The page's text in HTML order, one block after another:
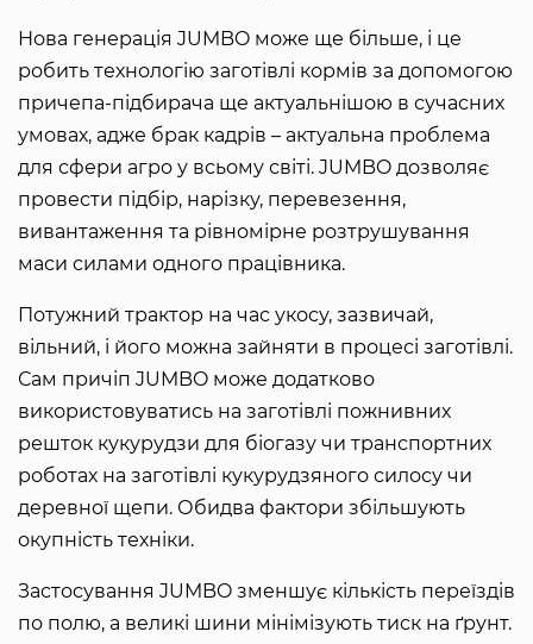
Нова генерація JUMBO може ще більше, і це
робить технологію заготівлі кормів за допомогою
причепа-підбирача ще актуальнішою в сучасних
умовах, адже брак кадрів – актуальна проблема
для сфери агро у всьому світі. JUMBO дозволяє
провести підбір, нарізку, перевезення,
вивантаження та рівномірне розтрушування
маси силами одного працівника.
Потужний трактор на час укосу, зазвичай,
вільний, і його можна зайняти в процесі заготівлі.
Сам причіп JUMBO може додатково
використовуватись на заготівлі пожнивних
решток кукурудзи для біогазу чи транспортних
роботах на заготівлі кукурудзяного силосу чи
деревної щепи. Обидва фактори збільшують
окупність техніки.
Застосування JUMBO зменшує кількість переїздів
по полю, а великі шини мінімізують тиск на ґрунт.